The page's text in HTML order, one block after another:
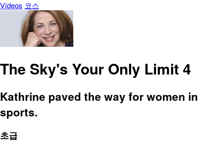
Vídeos 코스
The Sky's Your Only Limit 4
Kathrine paved the way for women in
sports.
초급